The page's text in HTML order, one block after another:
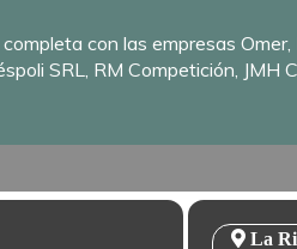
con las empresas
SRL, RM Competición, JMH
La